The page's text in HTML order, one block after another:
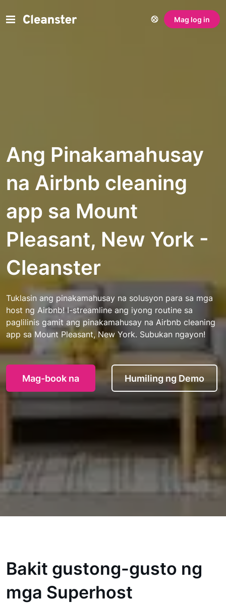
Mag log in
Ang Pinakamahusay
na Airbnb cleaning
app sa Mount
Pleasant, New York -
Cleanster
Tuklasin ang pinakamahusay na solusyon para sa mga
host ng Airbnb! I-streamline ang iyong routine sa
paglilinis gamit ang pinakamahusay na Airbnb cleaning
app sa Mount Pleasant, New York. Subukan ngayon!
Mag-book na Humiling ng Demo
Bakit gustong-gusto ng
mga Superhost